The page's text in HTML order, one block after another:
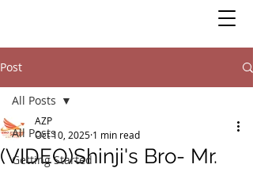
Post
All Posts
Getting Started
All Posts
(VIDEO)Shinji's Bro- Mr.
AZP
Oct 10, 2025 1 min read